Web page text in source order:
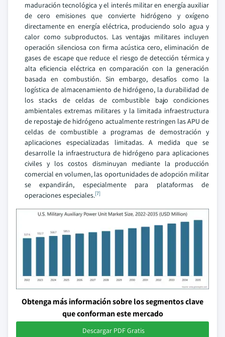
maduración tecnológica y el interés militar en energía auxiliar
de cero emisiones que convierte hidrógeno y oxígeno
directamente en energía eléctrica, produciendo solo agua y
calor como subproductos. Las ventajas militares incluyen
operación silenciosa con firma acústica cero, eliminación de
gases de escape que reduce el riesgo de detección térmica y
alta eficiencia eléctrica en comparación con la generación
basada en combustión. Sin embargo, desafíos como la
logística de almacenamiento de hidrógeno, la durabilidad de
los stacks de celdas de combustible bajo condiciones
ambientales extremas militares y la limitada infraestructura
de repostaje de hidrógeno actualmente restringen las APU de
celdas de combustible a programas de demostración y
aplicaciones especializadas limitadas. A medida que se
desarrolle la infraestructura de hidrógeno para aplicaciones
civiles y los costos disminuyan mediante la producción
comercial en volumen, las oportunidades de adopción militar
se expandirán, especialmente para plataformas de
operaciones especiales.[7]
Obtenga más información sobre los segmentos clave
que conforman este mercado
Descargar PDF Gratis